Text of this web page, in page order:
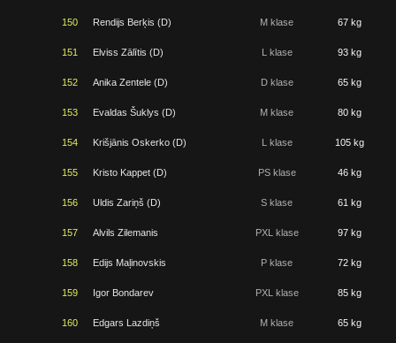
150 Rendijs Berķis (D) M klase 67 kg
151 Elviss Zālītis (D) L klase 93 kg
152 Anika Zentele (D) D klase 65 kg
153 Evaldas Šuklys (D) M klase 80 kg
154 Krišjānis Oskerko (D) L klase 105 kg
155 Kristo Kappet (D) PS klase 46 kg
156 Uldis Zariņš (D) S klase 61 kg
157 Alvils Zilemanis PXL klase 97 kg
158 Edijs Maļinovskis P klase 72 kg
159 Igor Bondarev PXL klase 85 kg
160 Edgars Lazdiņš M klase 65 kg